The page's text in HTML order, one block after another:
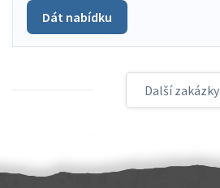
Dát nabídku
Další zakázky